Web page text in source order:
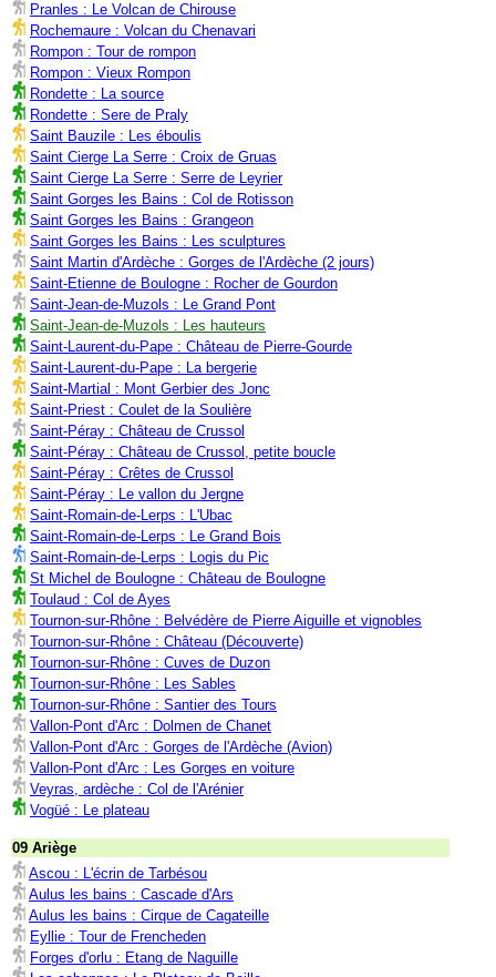
Pranles : Le Volcan de Chirouse
Rochemaure : Volcan du Chenavari
Rompon : Tour de rompon
Rompon : Vieux Rompon
Rondette : La source
Rondette : Sere de Praly
Saint Bauzile : Les éboulis
Saint Cierge La Serre : Croix de Gruas
Saint Cierge La Serre : Serre de Leyrier
Saint Gorges les Bains : Col de Rotisson
Saint Gorges les Bains : Grangeon
Saint Gorges les Bains : Les sculptures
Saint Martin d'Ardèche : Gorges de l'Ardèche (2 jours)
Saint-Etienne de Boulogne : Rocher de Gourdon
Saint-Jean-de-Muzols : Le Grand Pont
Saint-Jean-de-Muzols : Les hauteurs
Saint-Laurent-du-Pape : Château de Pierre-Gourde
Saint-Laurent-du-Pape : La bergerie
Saint-Martial : Mont Gerbier des Jonc
Saint-Priest : Coulet de la Soulière
Saint-Péray : Château de Crussol
Saint-Péray : Château de Crussol, petite boucle
Saint-Péray : Crêtes de Crussol
Saint-Péray : Le vallon du Jergne
Saint-Romain-de-Lerps : L'Ubac
Saint-Romain-de-Lerps : Le Grand Bois
Saint-Romain-de-Lerps : Logis du Pic
St Michel de Boulogne : Château de Boulogne
Toulaud : Col de Ayes
Tournon-sur-Rhône : Belvédère de Pierre Aiguille et vignobles
Tournon-sur-Rhône : Château (Découverte)
Tournon-sur-Rhône : Cuves de Duzon
Tournon-sur-Rhône : Les Sables
Tournon-sur-Rhône : Santier des Tours
Vallon-Pont d'Arc : Dolmen de Chanet
Vallon-Pont d'Arc : Gorges de l'Ardèche (Avion)
Vallon-Pont d'Arc : Les Gorges en voiture
Veyras, ardèche : Col de l'Arénier
Vogüé : Le plateau
09 Ariège
Ascou : L'écrin de Tarbésou
Aulus les bains : Cascade d'Ars
Aulus les bains : Cirque de Cagateille
Eyllie : Tour de Frencheden
Forges d'orlu : Etang de Naguille